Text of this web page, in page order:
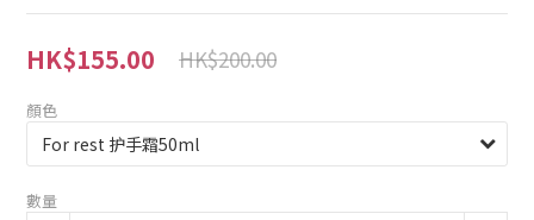
HK$155.00 HK$200.00
顏色
數量